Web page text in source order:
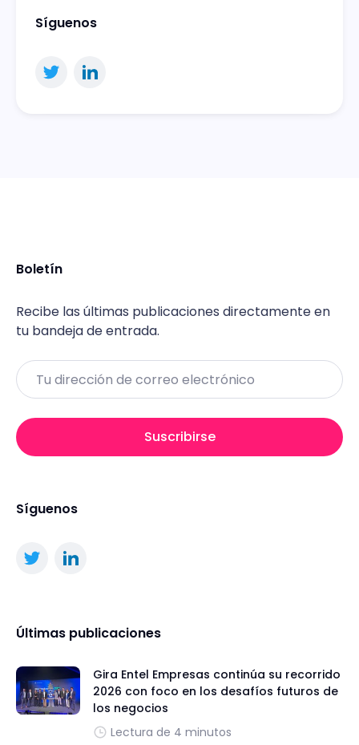
Síguenos
Boletín
Recibe las últimas publicaciones directamente en
tu bandeja de entrada.
Email
Suscribirse
Síguenos
Últimas publicaciones
Gira Entel Empresas continúa su recorrido
2026 con foco en los desafíos futuros de
los negocios
Lectura de 4 minutos